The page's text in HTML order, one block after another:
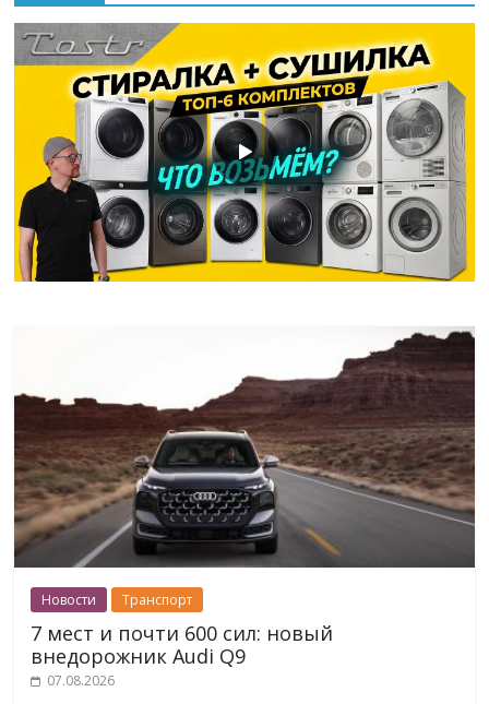
Новости Транспорт
7 мест и почти 600 сил: новый
внедорожник Audi Q9
07.08.2026